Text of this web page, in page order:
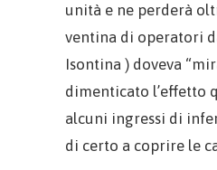
unità e ne perderà
ventina di operatori
Isontina ) doveva
dimenticato l’effetto
alcuni ingressi di
di certo a coprire le